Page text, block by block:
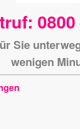
0800
Sie
wenigen